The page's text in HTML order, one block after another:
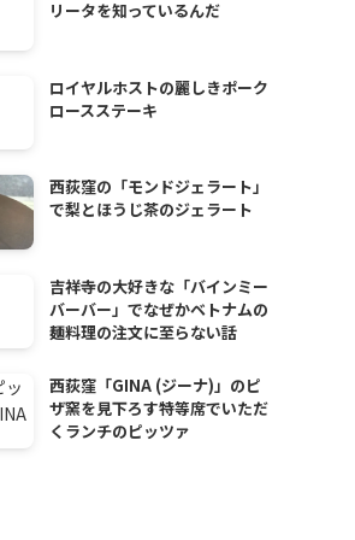
リータを知っているんだ
ロイヤルホストの麗しきポーク
ロースステーキ
西荻窪の「モンドジェラート」
で梨とほうじ茶のジェラート
吉祥寺の大好きな「バインミー
バーバー」でなぜかベトナムの
麺料理の注文に至らない話
西荻窪「GINA (ジーナ)」のピ
ザ窯を見下ろす特等席でいただ
くランチのピッツァ